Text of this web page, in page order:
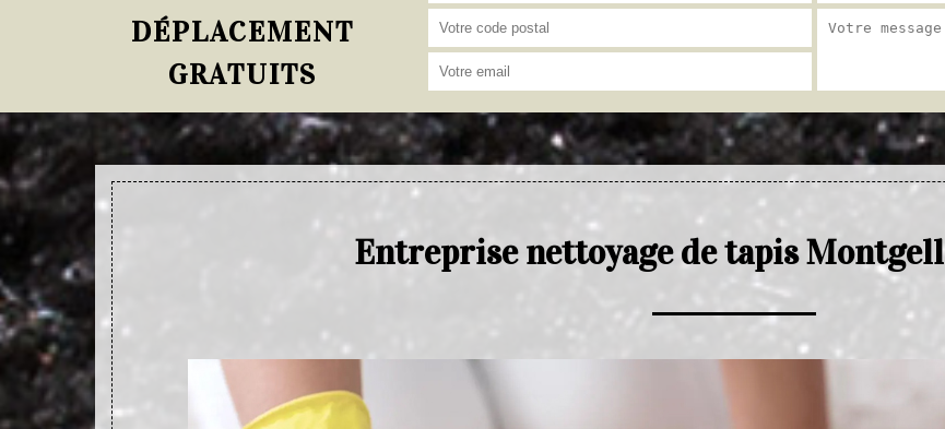
DÉPLACEMENT
GRATUITS
Entreprise nettoyage de tapis